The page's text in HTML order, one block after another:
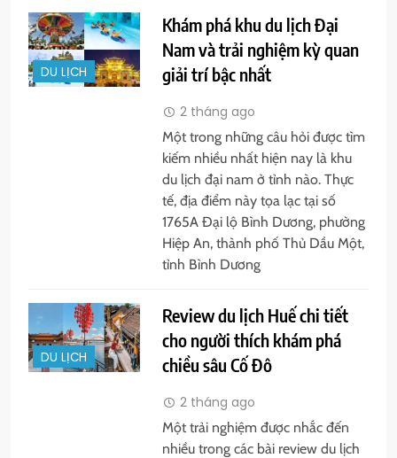
DU LỊCH
Khám phá khu du lịch Đại
Nam và trải nghiệm kỳ quan
giải trí bậc nhất
2 tháng ago
Một trong những câu hỏi được tìm
kiếm nhiều nhất hiện nay là khu
du lịch đại nam ở tỉnh nào. Thực
tế, địa điểm này tọa lạc tại số
1765A Đại lộ Bình Dương, phường
Hiệp An, thành phố Thủ Dầu Một,
tỉnh Bình Dương
DU LỊCH
Review du lịch Huế chi tiết
cho người thích khám phá
chiều sâu Cố Đô
2 tháng ago
Một trải nghiệm được nhắc đến
nhiều trong các bài review du lịch